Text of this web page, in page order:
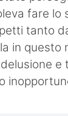
fare lo
tanto
in questo
e